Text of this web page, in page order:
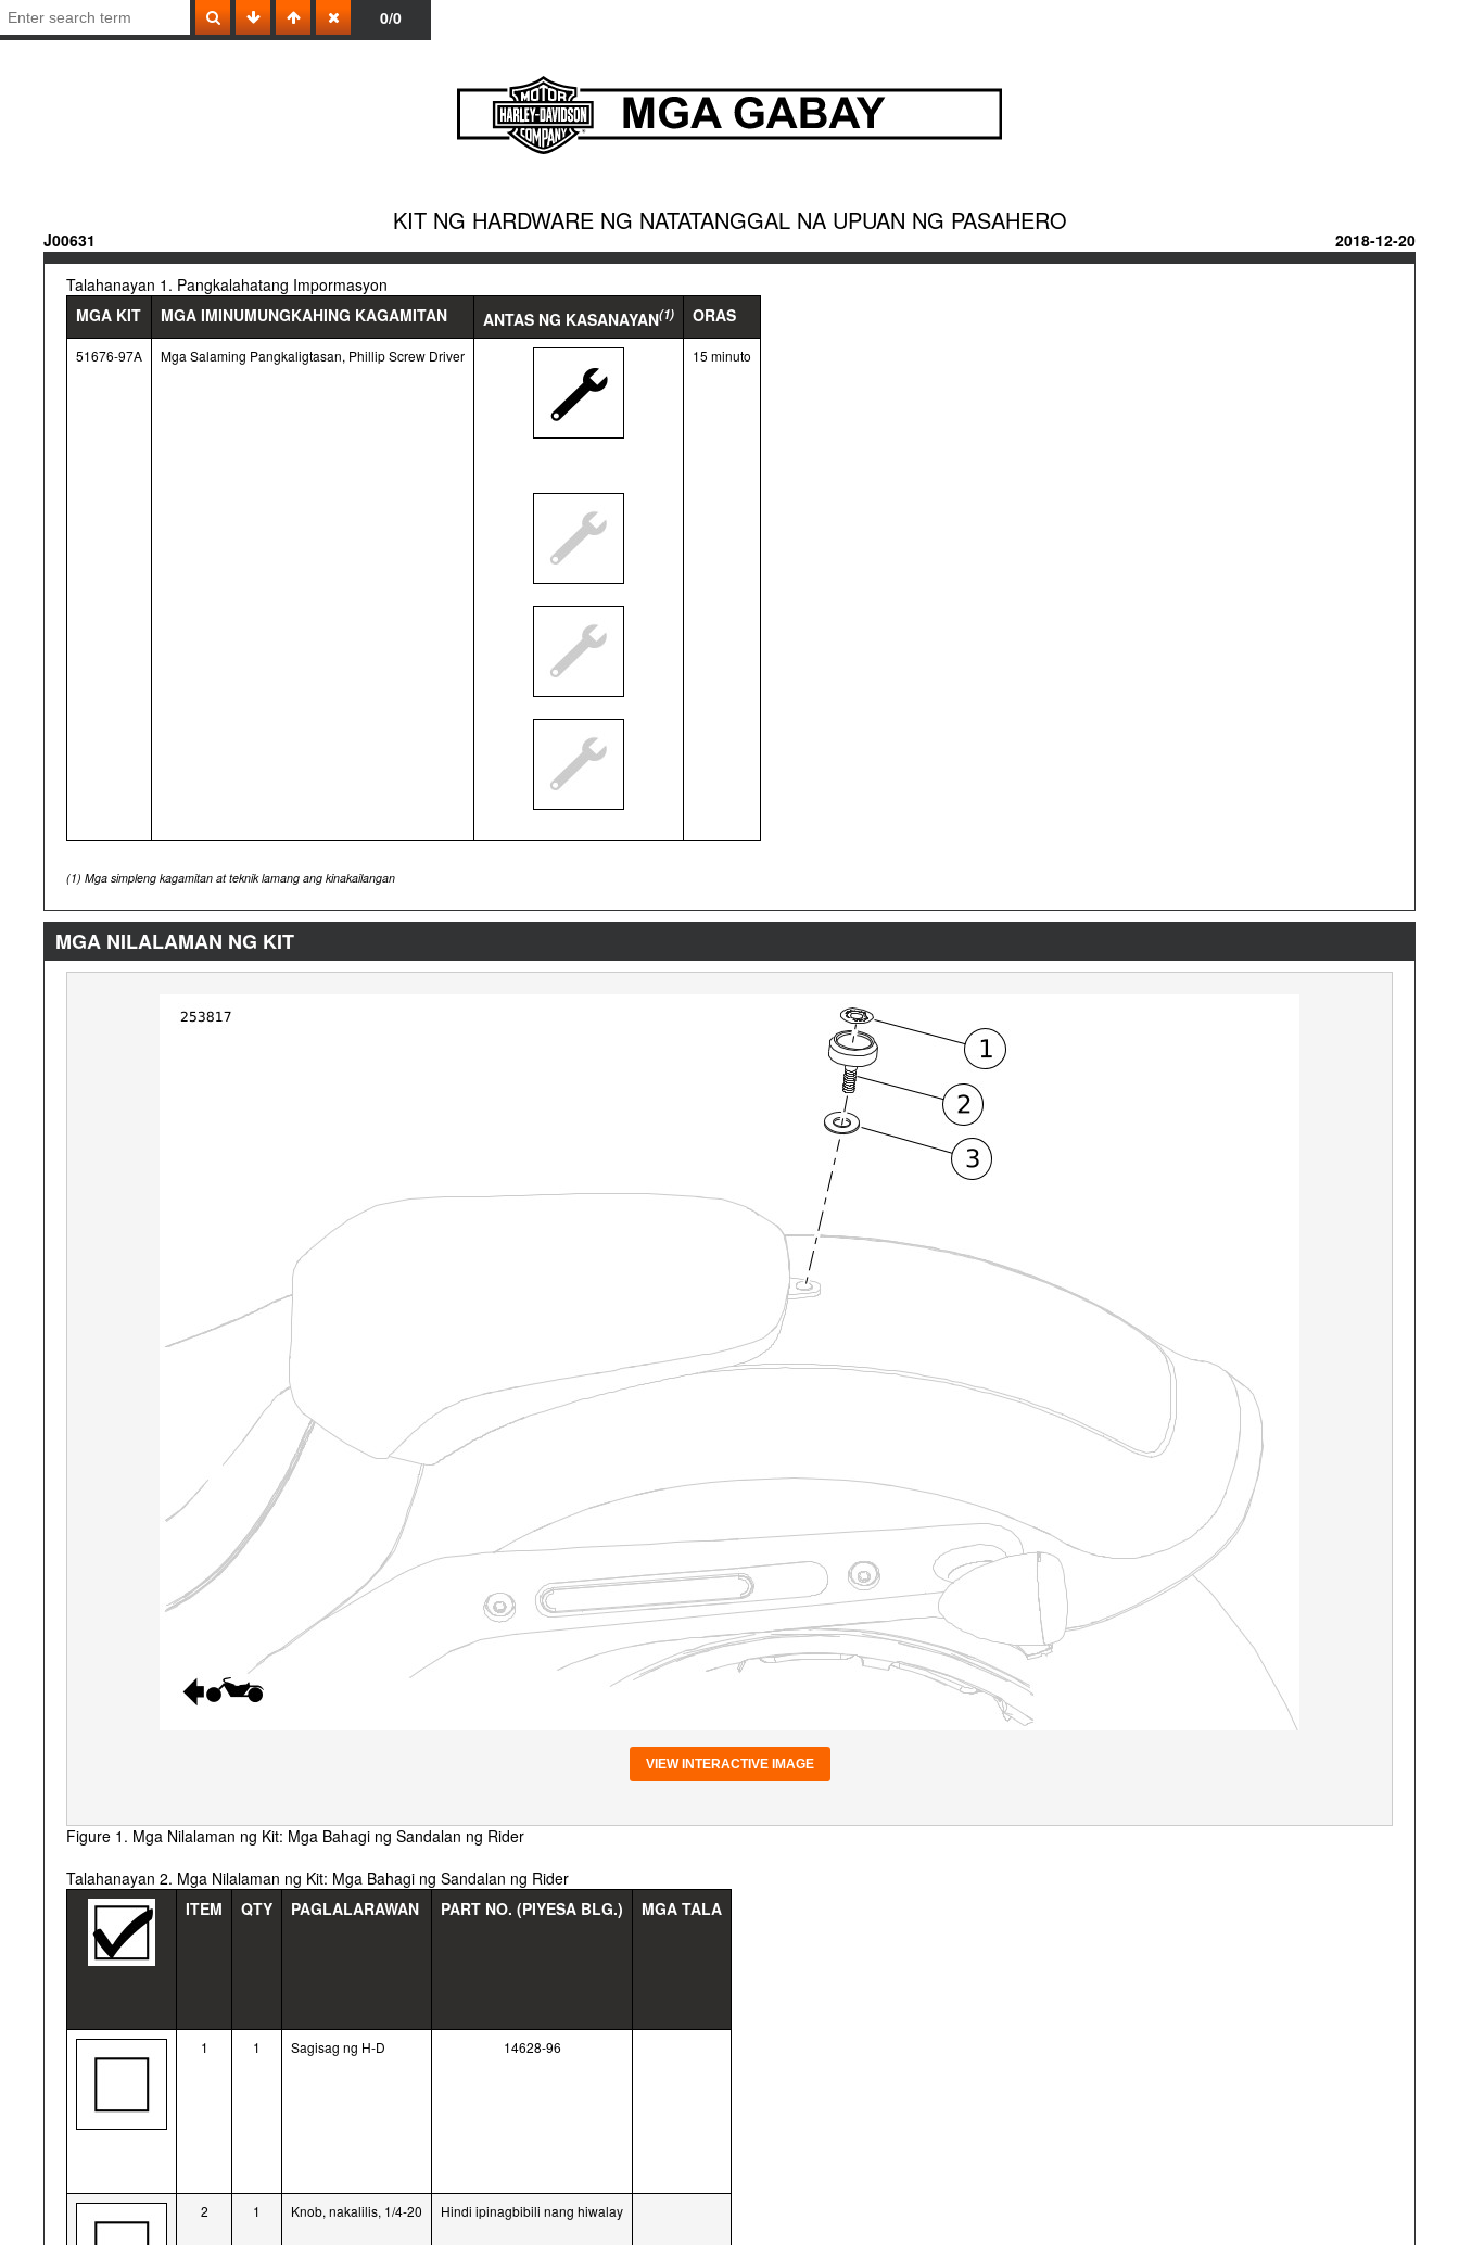
0/0
KIT NG HARDWARE NG NATATANGGAL NA UPUAN NG PASAHERO
J00631 2018-12-20
Talahanayan 1. Pangkalahatang Impormasyon
MGA KIT
MGA IMINUMUNGKAHING KAGAMITAN ANTAS NG KASANAYAN(1) ORAS
51676-97A Mga Salaming Pangkaligtasan, Phillip Screw Driver 15 minuto
(1) Mga simpleng kagamitan at teknik lamang ang kinakailangan
MGA NILALAMAN NG KIT
VIEW INTERACTIVE IMAGE
Figure 1. Mga Nilalaman ng Kit: Mga Bahagi ng Sandalan ng Rider
Talahanayan 2. Mga Nilalaman ng Kit: Mga Bahagi ng Sandalan ng Rider
ITEM
QTY PAGLALARAWAN PART NO. (PIYESA BLG.) MGA TALA
1 1 Sagisag ng H-D 14628-96
2 1 Knob, nakalilis, 1/4-20 Hindi ipinagbibili nang hiwalay